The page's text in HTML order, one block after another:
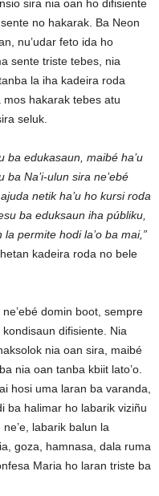
sira nia oan ho difisiente
no hakarak. Ba Neon
nu’udar feto ida ho
sente triste tebes, nia
la iha kadeira roda
mos hakarak tebes atu
seluk.
ba edukasaun, maibé ha’u
ba Na’i-ulun sira ne’ebé
netik ha’u ho kursi roda
ba eduksaun iha públiku,
permite hodi la’o ba mai,”
kadeira roda no bele
domin boot, sempre
difisiente. Nia
nia oan sira, maibé
nia oan tanba kbiit lato’o.
hosi uma laran ba varanda,
ba halimar ho labarik viziñu
labarik balun la
goza, hamnasa, dala ruma
Maria ho laran triste ba